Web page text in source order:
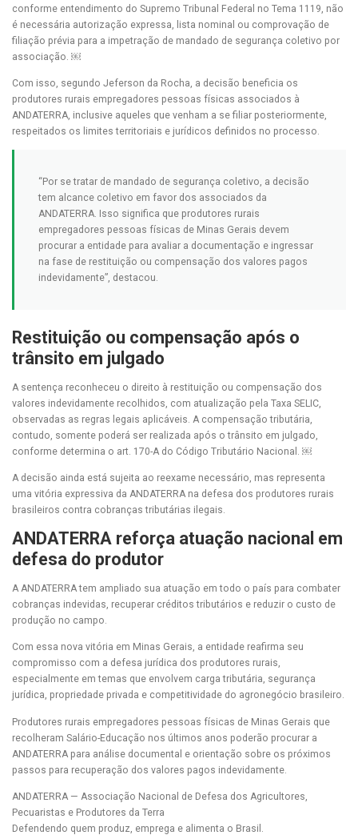
conforme entendimento do Supremo Tribunal Federal no Tema 1119, não
é necessária autorização expressa, lista nominal ou comprovação de
filiação prévia para a impetração de mandado de segurança coletivo por
associação. ￼
Com isso, segundo Jeferson da Rocha, a decisão beneficia os
produtores rurais empregadores pessoas físicas associados à
ANDATERRA, inclusive aqueles que venham a se filiar posteriormente,
respeitados os limites territoriais e jurídicos definidos no processo.
“Por se tratar de mandado de segurança coletivo, a decisão
tem alcance coletivo em favor dos associados da
ANDATERRA. Isso significa que produtores rurais
empregadores pessoas físicas de Minas Gerais devem
procurar a entidade para avaliar a documentação e ingressar
na fase de restituição ou compensação dos valores pagos
indevidamente”, destacou.
Restituição ou compensação após o
trânsito em julgado
A sentença reconheceu o direito à restituição ou compensação dos
valores indevidamente recolhidos, com atualização pela Taxa SELIC,
observadas as regras legais aplicáveis. A compensação tributária,
contudo, somente poderá ser realizada após o trânsito em julgado,
conforme determina o art. 170-A do Código Tributário Nacional. ￼
A decisão ainda está sujeita ao reexame necessário, mas representa
uma vitória expressiva da ANDATERRA na defesa dos produtores rurais
brasileiros contra cobranças tributárias ilegais.
ANDATERRA reforça atuação nacional em
defesa do produtor
A ANDATERRA tem ampliado sua atuação em todo o país para combater
cobranças indevidas, recuperar créditos tributários e reduzir o custo de
produção no campo.
Com essa nova vitória em Minas Gerais, a entidade reafirma seu
compromisso com a defesa jurídica dos produtores rurais,
especialmente em temas que envolvem carga tributária, segurança
jurídica, propriedade privada e competitividade do agronegócio brasileiro.
Produtores rurais empregadores pessoas físicas de Minas Gerais que
recolheram Salário-Educação nos últimos anos poderão procurar a
ANDATERRA para análise documental e orientação sobre os próximos
passos para recuperação dos valores pagos indevidamente.
ANDATERRA — Associação Nacional de Defesa dos Agricultores,
Pecuaristas e Produtores da Terra
Defendendo quem produz, emprega e alimenta o Brasil.